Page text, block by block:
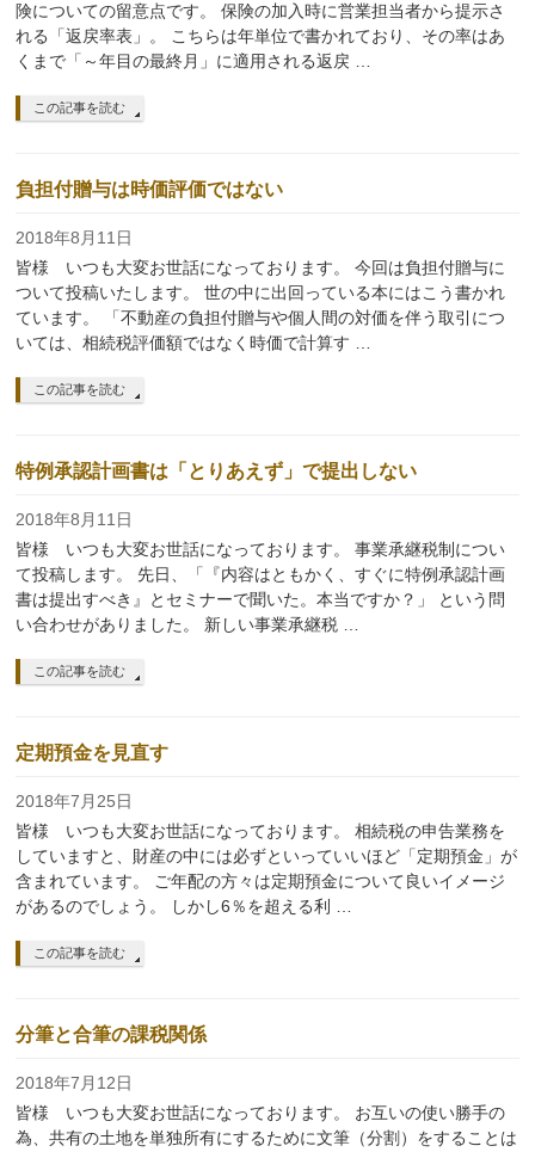
険についての留意点です。 保険の加入時に営業担当者から提示さ
れる「返戻率表」。 こちらは年単位で書かれており、その率はあ
くまで「～年目の最終月」に適用される返戻 …
この記事を読む
負担付贈与は時価評価ではない
2018年8月11日
皆様 いつも大変お世話になっております。 今回は負担付贈与に
ついて投稿いたします。 世の中に出回っている本にはこう書かれ
ています。 「不動産の負担付贈与や個人間の対価を伴う取引につ
いては、相続税評価額ではなく時価で計算す …
この記事を読む
特例承認計画書は「とりあえず」で提出しない
2018年8月11日
皆様 いつも大変お世話になっております。 事業承継税制につい
て投稿します。 先日、「『内容はともかく、すぐに特例承認計画
書は提出すべき』とセミナーで聞いた。本当ですか？」 という問
い合わせがありました。 新しい事業承継税 …
この記事を読む
定期預金を見直す
2018年7月25日
皆様 いつも大変お世話になっております。 相続税の申告業務を
していますと、財産の中には必ずといっていいほど「定期預金」が
含まれています。 ご年配の方々は定期預金について良いイメージ
があるのでしょう。 しかし6％を超える利 …
この記事を読む
分筆と合筆の課税関係
2018年7月12日
皆様 いつも大変お世話になっております。 お互いの使い勝手の
為、共有の土地を単独所有にするために文筆（分割）をすることは